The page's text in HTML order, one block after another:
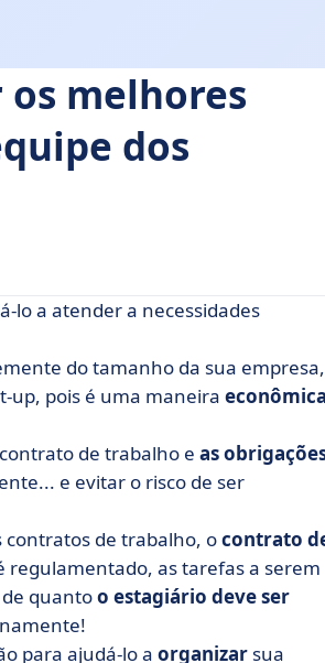
melhores
dos
empresa
lo a atender a necessidades
do tamanho da sua empresa,
up, pois é uma maneira econômica
de trabalho e as
e evitar o risco de ser
contratos de trabalho, ocontrato
regulamentado, as tarefas a serem
quantoo estagiário deve ser
para ajudá-lo a organizar sua